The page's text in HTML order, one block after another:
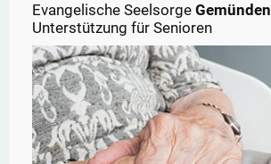
Evangelische Seelsorge Gemünden
Unterstützung für Senioren